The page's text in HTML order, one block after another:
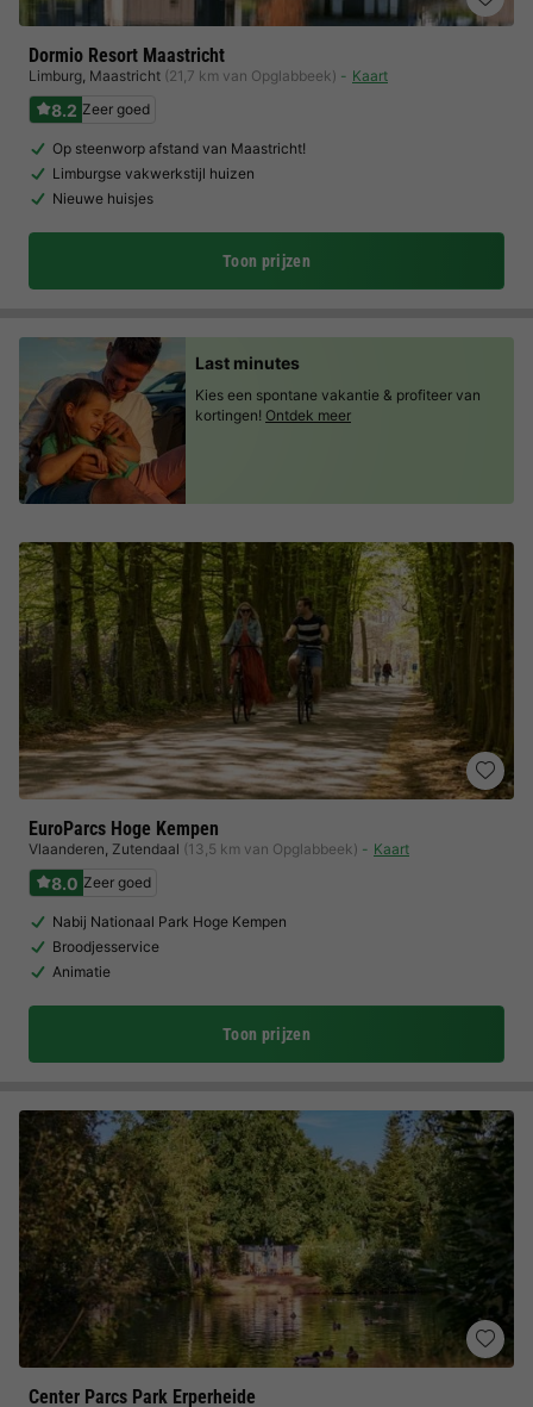
Dormio Resort Maastricht
Limburg, Maastricht (21,7 km van Opglabbeek) Kaart
8.2 Zeer goed
Op steenworp afstand van Maastricht!
Limburgse vakwerkstijl huizen
Nieuwe huisjes
Toon prijzen
EuroParcs Hoge Kempen
Vlaanderen, Zutendaal (13,5 km van Opglabbeek) Kaart
8.0 Zeer goed
Nabij Nationaal Park Hoge Kempen
Broodjesservice
Animatie
Toon prijzen
Center Parcs Park Erperheide
Last minutes
Kies een spontane vakantie & profiteer van
kortingen! Ontdek meer